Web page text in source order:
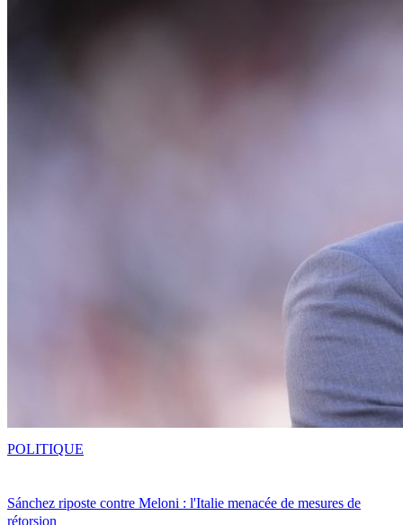
Sánchez riposte contre Meloni : l'Italie menacée de mesures de
rétorsion
POLITIQUE